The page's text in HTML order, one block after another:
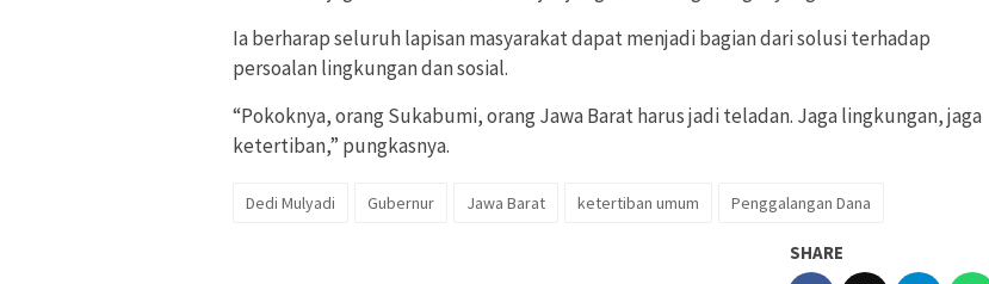
Ia berharap seluruh lapisan masyarakat dapat menjadi bagian dari solusi terhadap
persoalan lingkungan dan sosial.
“Pokoknya, orang Sukabumi, orang Jawa Barat harus jadi teladan. Jaga lingkungan, jaga
ketertiban,” pungkasnya.
Dedi Mulyadi Gubernur Jawa Barat ketertiban umum Penggalangan Dana
SHARE